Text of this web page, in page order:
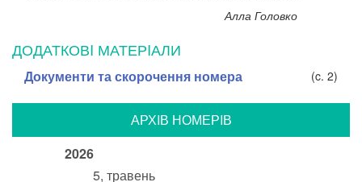
Алла Головко
ДОДАТКОВI МАТЕРIАЛИ
Документи та скорочення номера (c. 2)
АРХIВ НОМЕРIВ
2026
5, травень